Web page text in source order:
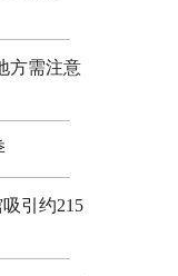
方需注意
引约215